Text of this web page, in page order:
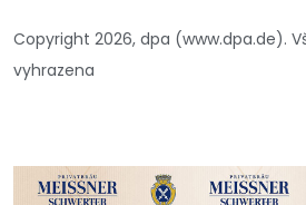
Copyright 2026, dpa (www.dpa.de).
vyhrazena